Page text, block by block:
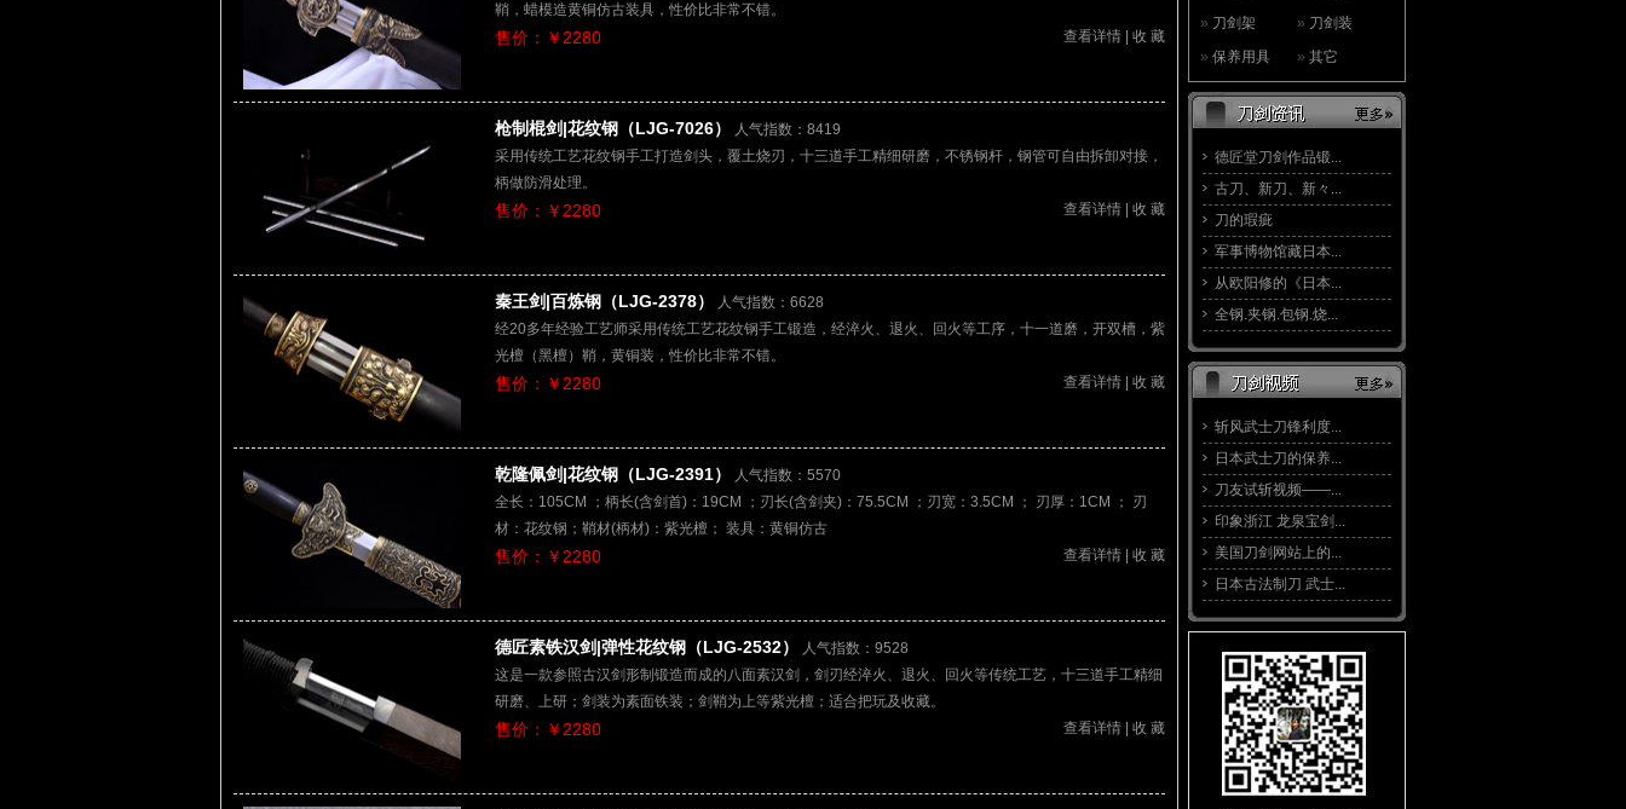
» 刀剑架 » 刀剑装
» 保养用具 » 其它
德匠堂刀剑作品锻...
古刀、新刀、新々...
刀的瑕疵
军事博物馆藏日本...
从欧阳修的《日本...
全钢.夹钢.包钢.烧...
斩风武士刀锋利度...
日本武士刀的保养...
刀友试斩视频——...
印象浙江 龙泉宝剑...
美国刀剑网站上的...
日本古法制刀 武士...
鞘，蜡模造黄铜仿古装具，性价比非常不错。
查看详情
收 藏
售价：￥2280
枪制棍剑|花纹钢（LJG-7026）
人气指数：8419
采用传统工艺花纹钢手工打造剑头，覆土烧刃，十三道手工精细研磨，不锈钢杆，钢管可自由拆卸对接，
柄做防滑处理。
查看详情
收 藏
售价：￥2280
秦王剑|百炼钢（LJG-2378）
人气指数：6628
经20多年经验工艺师采用传统工艺花纹钢手工锻造，经淬火、退火、回火等工序，十一道磨，开双槽，紫
光檀（黑檀）鞘，黄铜装，性价比非常不错。
查看详情
收 藏
售价：￥2280
乾隆佩剑|花纹钢（LJG-2391）
人气指数：5570
全长：105CM ；柄长(含剑首)：19CM ；刃长(含剑夹)：75.5CM ；刃宽：3.5CM ； 刃厚：1CM ； 刃
材：花纹钢；鞘材(柄材)：紫光檀； 装具：黄铜仿古
查看详情
收 藏
售价：￥2280
德匠素铁汉剑|弹性花纹钢（LJG-2532）
人气指数：9528
这是一款参照古汉剑形制锻造而成的八面素汉剑，剑刃经淬火、退火、回火等传统工艺，十三道手工精细
研磨、上研；剑装为素面铁装；剑鞘为上等紫光檀；适合把玩及收藏。
查看详情
收 藏
售价：￥2280